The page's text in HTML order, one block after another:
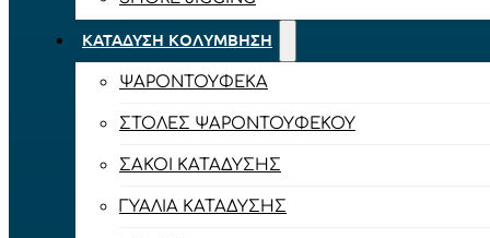
ΚΑΤΆΔΥΣΗ ΚΟΛΎΜΒΗΣΗ
ΨΑΡΟΝΤΟΎΦΕΚΑ
ΣΤΟΛΈΣ ΨΑΡΟΝΤΟΎΦΕΚΟΥ
ΣΆΚΟΙ ΚΑΤΆΔΥΣΗΣ
ΓΥΑΛΙΆ ΚΑΤΆΔΥΣΗΣ